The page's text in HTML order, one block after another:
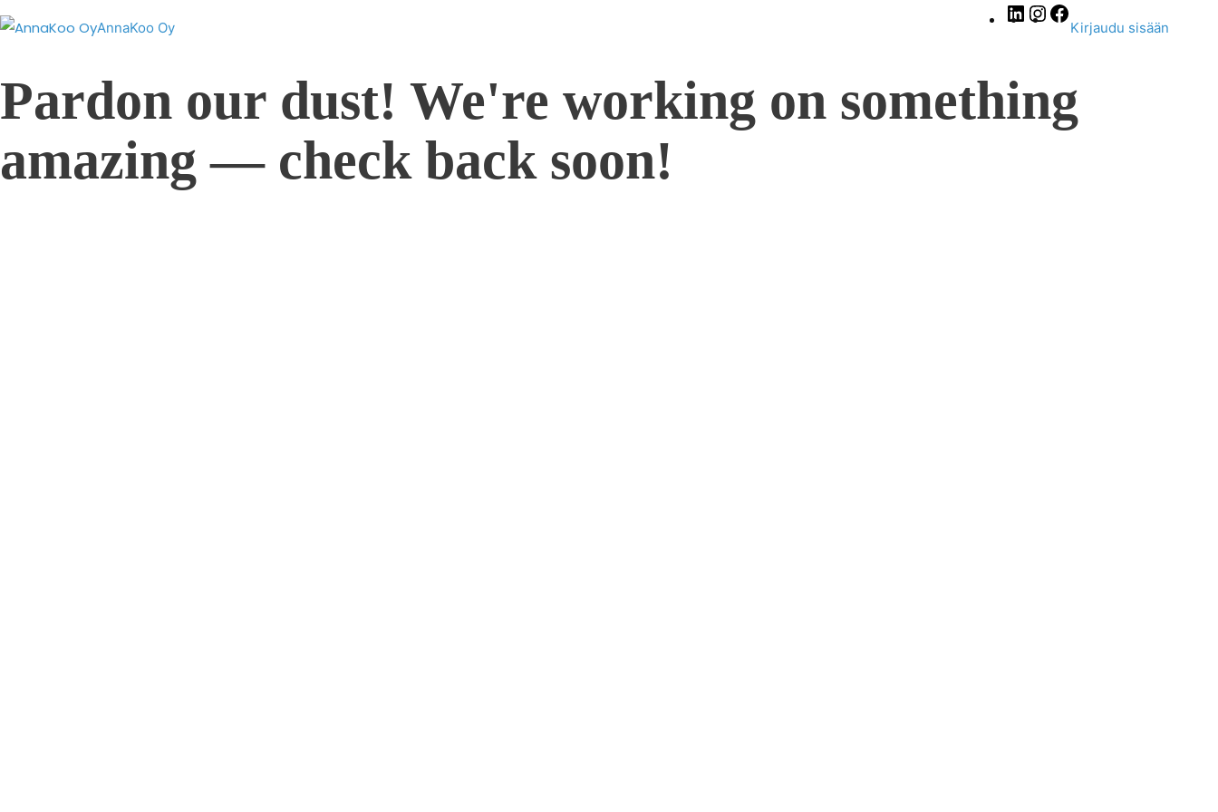
AnnaKoo Oy
LinkedInInstagram
Kirjaudu sisään
Pardon our dust! We're working on something
amazing — check back soon!